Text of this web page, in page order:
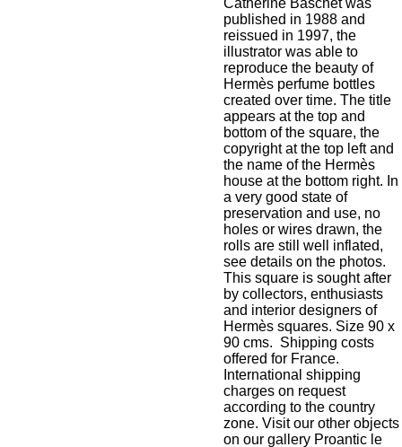
Catherine Baschet was
published in 1988 and
reissued in 1997, the
illustrator was able to
reproduce the beauty of
Hermès perfume bottles
created over time. The title
appears at the top and
bottom of the square, the
copyright at the top left and
the name of the Hermès
house at the bottom right. In
a very good state of
preservation and use, no
holes or wires drawn, the
rolls are still well inflated,
see details on the photos.
This square is sought after
by collectors, enthusiasts
and interior designers of
Hermès squares. Size 90 x
90 cms. Shipping costs
offered for France.
International shipping
charges on request
according to the country
zone. Visit our other objects
on our gallery Proantic le